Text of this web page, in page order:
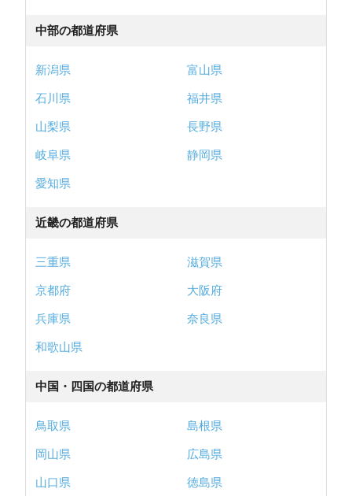
中部の都道府県
新潟県
富山県
石川県
福井県
山梨県
長野県
岐阜県
静岡県
愛知県
近畿の都道府県
三重県
滋賀県
京都府
大阪府
兵庫県
奈良県
和歌山県
中国・四国の都道府県
鳥取県
島根県
岡山県
広島県
山口県
徳島県